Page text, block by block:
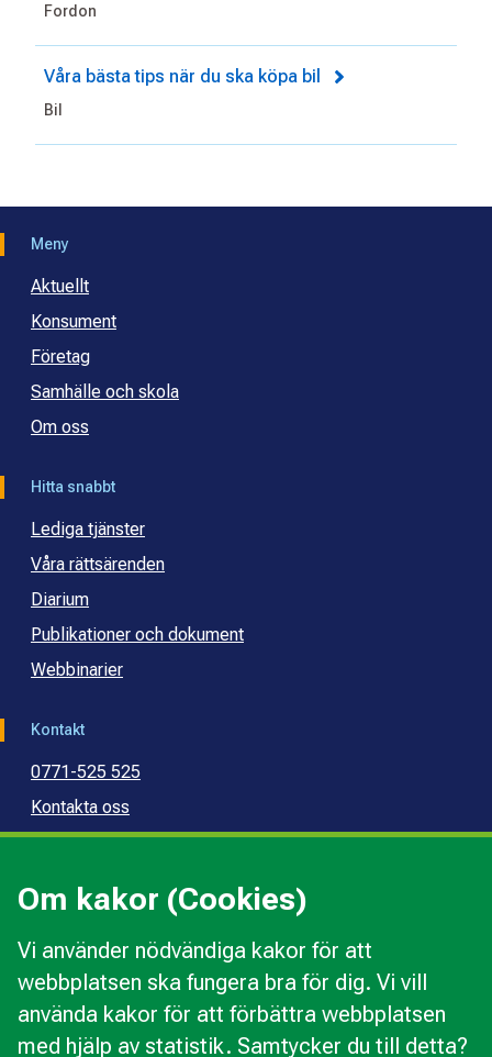
Om kakor (Cookies)
Vi använder nödvändiga kakor för att
webbplatsen ska fungera bra för dig. Vi vill
använda kakor för att förbättra webbplatsen
med hjälp av statistik. Samtycker du till detta?
Fordon
Våra bästa tips när du ska köpa bil
Bil
Meny
Aktuellt
Konsument
Företag
Samhälle och skola
Om oss
Hitta snabbt
Lediga tjänster
Våra rättsärenden
Diarium
Publikationer och dokument
Webbinarier
Kontakt
0771-525 525
Kontakta oss
Press
Kommunal budget- och skuldrådgivning